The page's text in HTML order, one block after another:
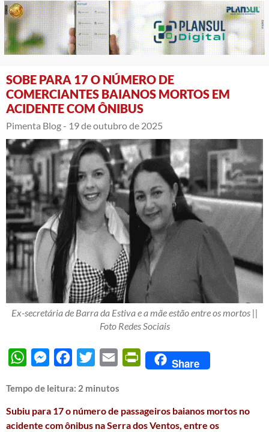
SOBE PARA 17 O NÚMERO DE
COMERCIANTES BAIANOS MORTOS EM
ACIDENTE COM ÔNIBUS
Pimenta Blog - 19 de outubro de 2025
Ex-secretária de Barra da Estiva e a mãe estão entre os mortos ||
Foto Redes Sociais
WhatsAppMessengerFacebook
Twitter Email PrintFriendly
Share
Tempo de leitura: 2 minutos
Subiu para 17 o número de passageiros baianos mortos no
acidente com ônibus na Serra dos Ventos, entre os